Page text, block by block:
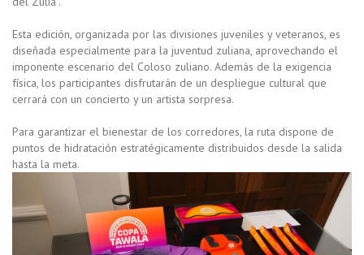
Esta edición, organizada por las divisiones juveniles y veteranos, es
diseñada especialmente para la juventud zuliana, aprovechando el
imponente escenario del Coloso zuliano. Además de la exigencia
física, los participantes disfrutarán de un despliegue cultural que
cerrará con un concierto y un artista sorpresa.
Para garantizar el bienestar de los corredores, la ruta dispone de
puntos de hidratación estratégicamente distribuidos desde la salida
hasta la meta.